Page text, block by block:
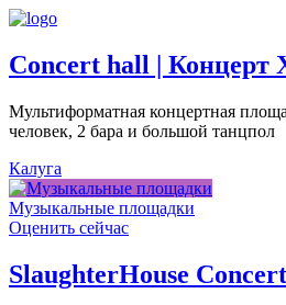
Concert hall | Концерт
Мультиформатная концертная
человек, 2 бара и большой танцпол
Калуга
Музыкальные площадки
Оценить сейчас
SlaughterHouse